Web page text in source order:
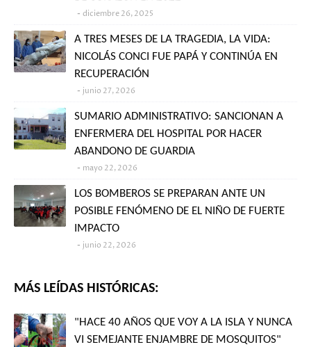
diciembre 26, 2025
A TRES MESES DE LA TRAGEDIA, LA VIDA:
NICOLÁS CONCI FUE PAPÁ Y CONTINÚA EN
RECUPERACIÓN
junio 27, 2026
SUMARIO ADMINISTRATIVO: SANCIONAN A
ENFERMERA DEL HOSPITAL POR HACER
ABANDONO DE GUARDIA
mayo 22, 2026
LOS BOMBEROS SE PREPARAN ANTE UN
POSIBLE FENÓMENO DE EL NIÑO DE FUERTE
IMPACTO
junio 22, 2026
MÁS LEÍDAS HISTÓRICAS:
"HACE 40 AÑOS QUE VOY A LA ISLA Y NUNCA
VI SEMEJANTE ENJAMBRE DE MOSQUITOS"